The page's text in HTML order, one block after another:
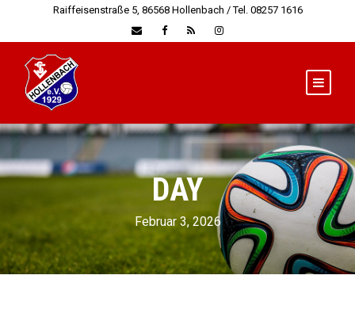
Raiffeisenstraße 5, 86568 Hollenbach / Tel. 08257 1616
DAY
Februar 3, 2026